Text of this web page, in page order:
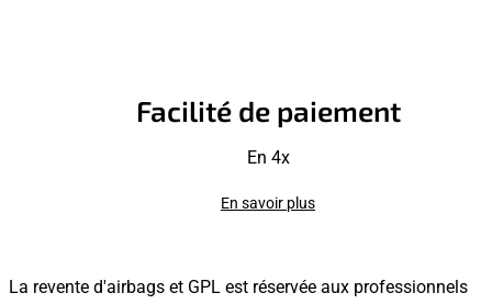
Facilité de paiement
En 4x
En savoir plus
La revente d'airbags et GPL est réservée aux professionnels